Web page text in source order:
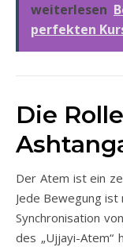
weiterlesen
perfekten
Die
Der Atem ist ein
Jede Bewegung
Synchronisation
des „Ujjayi-